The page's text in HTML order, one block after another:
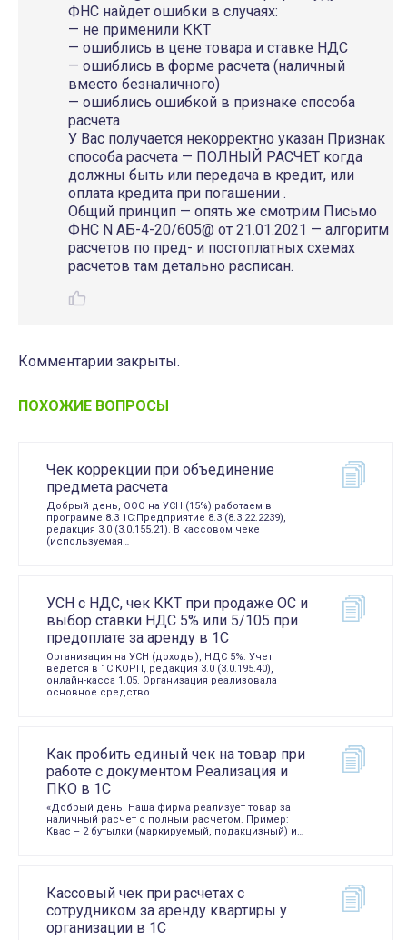
ФНС найдет ошибки в случаях:
— не применили ККТ
— ошиблись в цене товара и ставке НДС
— ошиблись в форме расчета (наличный
вместо безналичного)
— ошиблись ошибкой в признаке способа
расчета
У Вас получается некорректно указан Признак
способа расчета — ПОЛНЫЙ РАСЧЕТ когда
должны быть или передача в кредит, или
оплата кредита при погашении .
Общий принцип — опять же смотрим Письмо
ФНС N АБ-4-20/605@ от 21.01.2021 — алгоритм
расчетов по пред- и постоплатных схемах
расчетов там детально расписан.
Комментарии закрыты.
ПОХОЖИЕ ВОПРОСЫ
Чек коррекции при объединение
предмета расчета
Добрый день, ООО на УСН (15%) работаем в
программе 8.3 1С:Предприятие 8.3 (8.3.22.2239),
редакция 3.0 (3.0.155.21). В кассовом чеке
(используемая…
УСН с НДС, чек ККТ при продаже ОС и
выбор ставки НДС 5% или 5/105 при
предоплате за аренду в 1С
Организация на УСН (доходы), НДС 5%. Учет
ведется в 1С КОРП, редакция 3.0 (3.0.195.40),
онлайн-касса 1.05. Организация реализовала
основное средство…
Как пробить единый чек на товар при
работе с документом Реализация и
ПКО в 1С
«Добрый день! Наша фирма реализует товар за
наличный расчет с полным расчетом. Пример:
Квас – 2 бутылки (маркируемый, подакцизный) и…
Кассовый чек при расчетах с
сотрудником за аренду квартиры у
организации в 1С